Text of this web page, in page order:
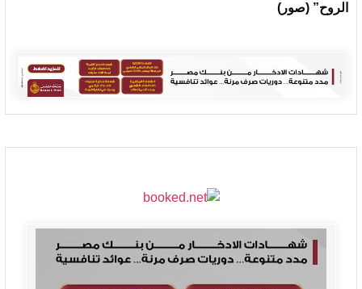
الروح” (صور)